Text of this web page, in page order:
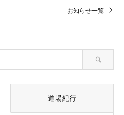
お知らせ一覧
道場紀行